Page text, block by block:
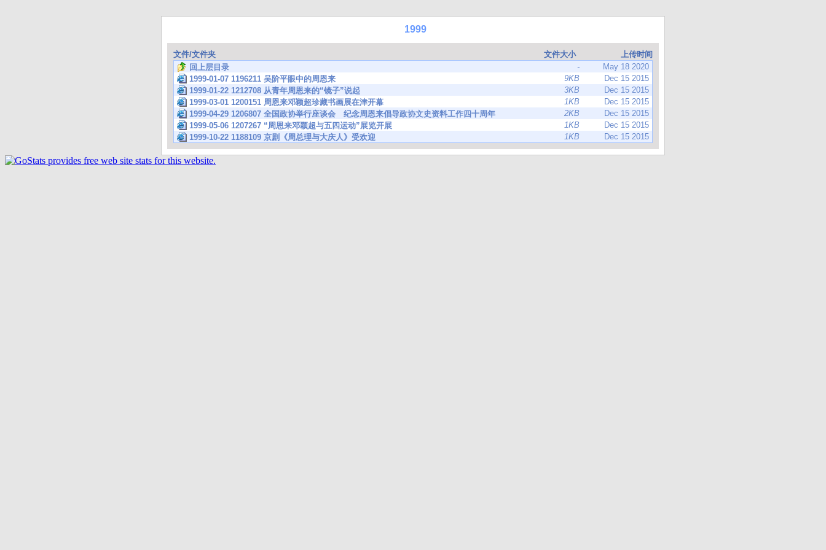
1999
文件/文件夹 文件大小
上传时间
回上层目录
-
May 18 2020
1999-01-07 1196211 吴阶平眼中的周恩来
9KB
Dec 15 2015
1999-01-22 1212708 从青年周恩来的“镜子”说起
3KB
Dec 15 2015
1999-03-01 1200151 周恩来邓颖超珍藏书画展在津开幕
1KB
Dec 15 2015
1999-04-29 1206807 全国政协举行座谈会 纪念周恩来倡导政协文史资料工作四十周年
2KB
Dec 15 2015
1999-05-06 1207267 “周恩来邓颖超与五四运动”展览开展
1KB
Dec 15 2015
1999-10-22 1188109 京剧《周总理与大庆人》受欢迎
1KB Dec 15 2015